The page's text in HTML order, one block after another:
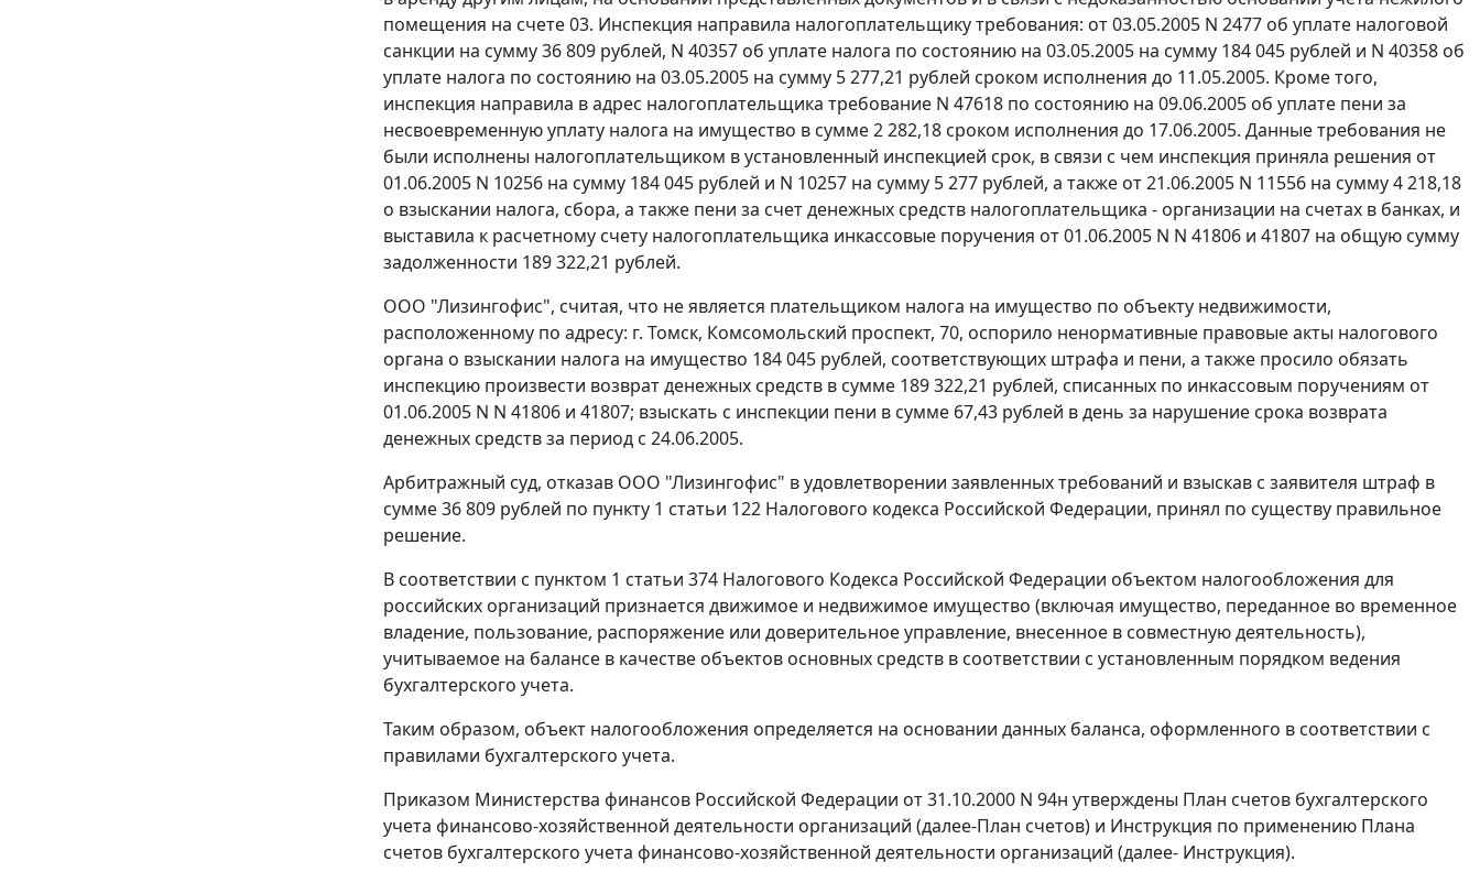
помещения на счете 03. Инспекция направила налогоплательщику требования: от 03.05.2005 N 2477 об уплате налоговой
санкции на сумму 36 809 рублей, N 40357 об уплате налога по состоянию на 03.05.2005 на сумму 184 045 рублей и N 40358 об
уплате налога по состоянию на 03.05.2005 на сумму 5 277,21 рублей сроком исполнения до 11.05.2005. Кроме того,
инспекция направила в адрес налогоплательщика требование N 47618 по состоянию на 09.06.2005 об уплате пени за
несвоевременную уплату налога на имущество в сумме 2 282,18 сроком исполнения до 17.06.2005. Данные требования не
были исполнены налогоплательщиком в установленный инспекцией срок, в связи с чем инспекция приняла решения от
01.06.2005 N 10256 на сумму 184 045 рублей и N 10257 на сумму 5 277 рублей, а также от 21.06.2005 N 11556 на сумму 4 218,18
о взыскании налога, сбора, а также пени за счет денежных средств налогоплательщика - организации на счетах в банках, и
выставила к расчетному счету налогоплательщика инкассовые поручения от 01.06.2005 N N 41806 и 41807 на общую сумму
задолженности 189 322,21 рублей.
ООО "Лизингофис", считая, что не является плательщиком налога на имущество по объекту недвижимости,
расположенному по адресу: г. Томск, Комсомольский проспект, 70, оспорило ненормативные правовые акты налогового
органа о взыскании налога на имущество 184 045 рублей, соответствующих штрафа и пени, а также просило обязать
инспекцию произвести возврат денежных средств в сумме 189 322,21 рублей, списанных по инкассовым поручениям от
01.06.2005 N N 41806 и 41807; взыскать с инспекции пени в сумме 67,43 рублей в день за нарушение срока возврата
денежных средств за период с 24.06.2005.
Арбитражный суд, отказав ООО "Лизингофис" в удовлетворении заявленных требований и взыскав с заявителя штраф в
сумме 36 809 рублей по пункту 1 статьи 122 Налогового кодекса Российской Федерации, принял по существу правильное
решение.
В соответствии с пунктом 1 статьи 374 Налогового Кодекса Российской Федерации объектом налогообложения для
российских организаций признается движимое и недвижимое имущество (включая имущество, переданное во временное
владение, пользование, распоряжение или доверительное управление, внесенное в совместную деятельность),
учитываемое на балансе в качестве объектов основных средств в соответствии с установленным порядком ведения
бухгалтерского учета.
Таким образом, объект налогообложения определяется на основании данных баланса, оформленного в соответствии с
правилами бухгалтерского учета.
Приказом Министерства финансов Российской Федерации от 31.10.2000 N 94н утверждены План счетов бухгалтерского
учета финансово-хозяйственной деятельности организаций (далее-План счетов) и Инструкция по применению Плана
счетов бухгалтерского учета финансово-хозяйственной деятельности организаций (далее- Инструкция).